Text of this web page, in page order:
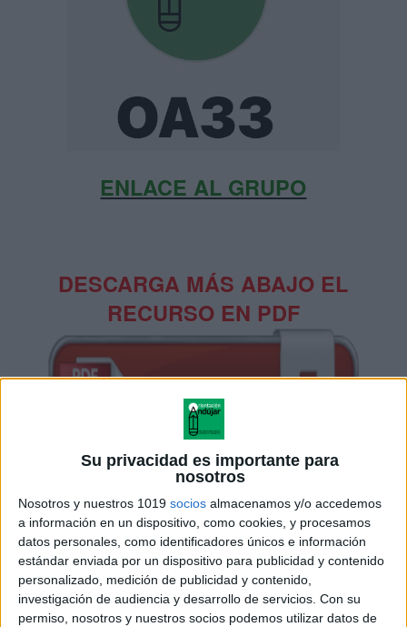
Su privacidad es importante para
nosotros
Nosotros y nuestros 1019 socios almacenamos y/o accedemos
a información en un dispositivo, como cookies, y procesamos
datos personales, como identificadores únicos e información
estándar enviada por un dispositivo para publicidad y contenido
personalizado, medición de publicidad y contenido,
investigación de audiencia y desarrollo de servicios. Con su
permiso, nosotros y nuestros socios podemos utilizar datos de
ENLACE AL GRUPO
DESCARGA MÁS ABAJO EL
RECURSO EN PDF